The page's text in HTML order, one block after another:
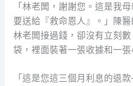
「林老闆，謝謝您。這是我
要送給『救命恩人』。」陳
林老闆接過錢，卻沒有立刻
袋，裡面裝著一張收據和一張
「這是您這三個月利息的退